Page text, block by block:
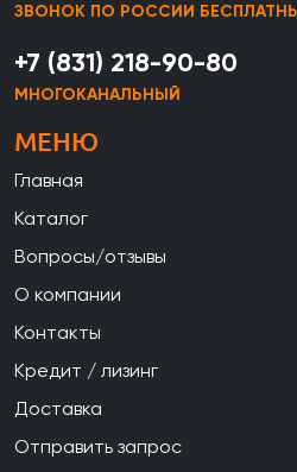
ЗВОНОК ПО РОССИИ
+7 (831) 218-90-80
МНОГОКАНАЛЬНЫЙ
МЕНЮ
Главная
Каталог
Вопросы/отзывы
О компании
Контакты
Кредит / лизинг
Доставка
Отправить запрос